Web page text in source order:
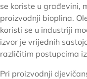
se koriste u građevini,
proizvodnji bioplina.
koristi se u industriji
izvor je vrijednih
različitim postupcima
Pri proizvodnji